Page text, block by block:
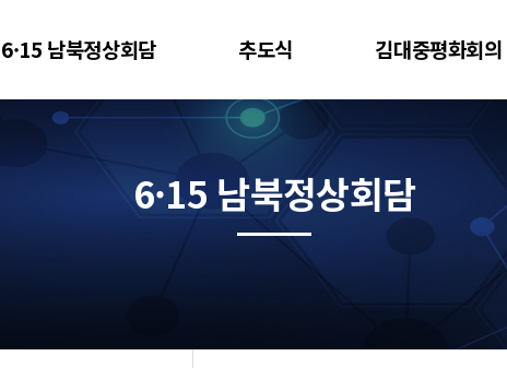
6·15 남북정상회담 추도식 김대중평화회의
6·15 남북정상회담